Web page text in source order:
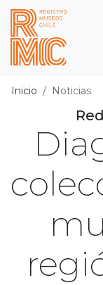
Contenido principal
Inicio Noticias